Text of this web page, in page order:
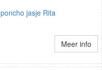
poncho jasje Rita
Meer info